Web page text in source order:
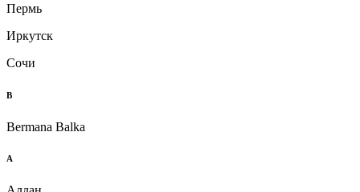
Пермь
Иркутск
Сочи
B
Bermana Balka
А